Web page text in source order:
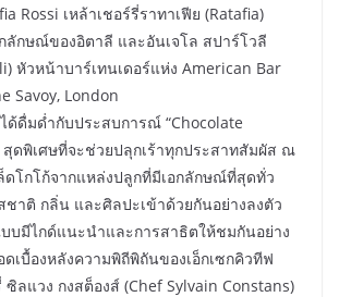
Rossi เหล้าเชอร์รี่ราทาเฟีย (Ratafia)
ลักษณ์ของอิตาลี และอันเจโล สปาร์โวลี
หัวหน้าบาร์เทนเดอร์แห่ง American Bar
Savoy, London
ด้ดื่มด่ำกับประสบการณ์ “Chocolate
สุดพิเศษที่จะช่วยปลุกเร้าทุกประสาทสัมผัส ณ
ดโกโก้จากแหล่งปลูกที่มีเอกลักษณ์ที่สุดทั่ว
าติ กลิ่น และศิลปะเข้าด้วยกันอย่างลงตัว
บมีไกด์แนะนำและการสาธิตให้ชมกันอย่าง
เบื้องหลังความพิถีพิถันของเอ็กเซกคิวทีฟ
ซิลแวง กงสต็องส์ (Chef Sylvain Constans)